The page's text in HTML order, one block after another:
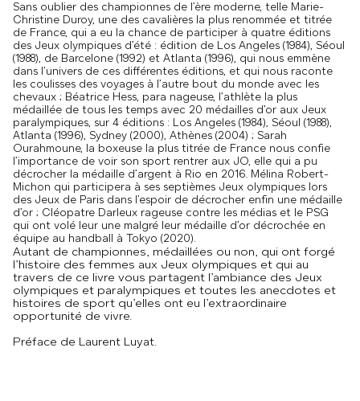
Sans oublier des championnes de l’ère moderne, telle Marie-
Christine Duroy, une des cavalières la plus renommée et titrée
de France, qui a eu la chance de participer à quatre éditions
des Jeux olympiques d’été : édition de Los Angeles (1984), Séoul
(1988), de Barcelone (1992) et Atlanta (1996), qui nous emmène
dans l’univers de ces différentes éditions, et qui nous raconte
les coulisses des voyages à l’autre bout du monde avec les
chevaux ; Béatrice Hess, para nageuse, l’athlète la plus
médaillée de tous les temps avec 20 médailles d’or aux Jeux
paralympiques, sur 4 éditions : Los Angeles (1984), Séoul (1988),
Atlanta (1996), Sydney (2000), Athènes (2004) ; Sarah
Ourahmoune, la boxeuse la plus titrée de France nous confie
l’importance de voir son sport rentrer aux JO, elle qui a pu
décrocher la médaille d’argent à Rio en 2016. Mélina Robert-
Michon qui participera à ses septièmes Jeux olympiques lors
des Jeux de Paris dans l’espoir de décrocher enfin une médaille
d’or ; Cléopatre Darleux rageuse contre les médias et le PSG
qui ont volé leur une malgré leur médaille d’or décrochée en
équipe au handball à Tokyo (2020).
Autant de championnes, médaillées ou non, qui ont forgé
l’histoire des femmes aux Jeux olympiques et qui au
travers de ce livre vous partagent l’ambiance des Jeux
olympiques et paralympiques et toutes les anecdotes et
histoires de sport qu’elles ont eu l’extraordinaire
opportunité de vivre.
Préface de Laurent Luyat.